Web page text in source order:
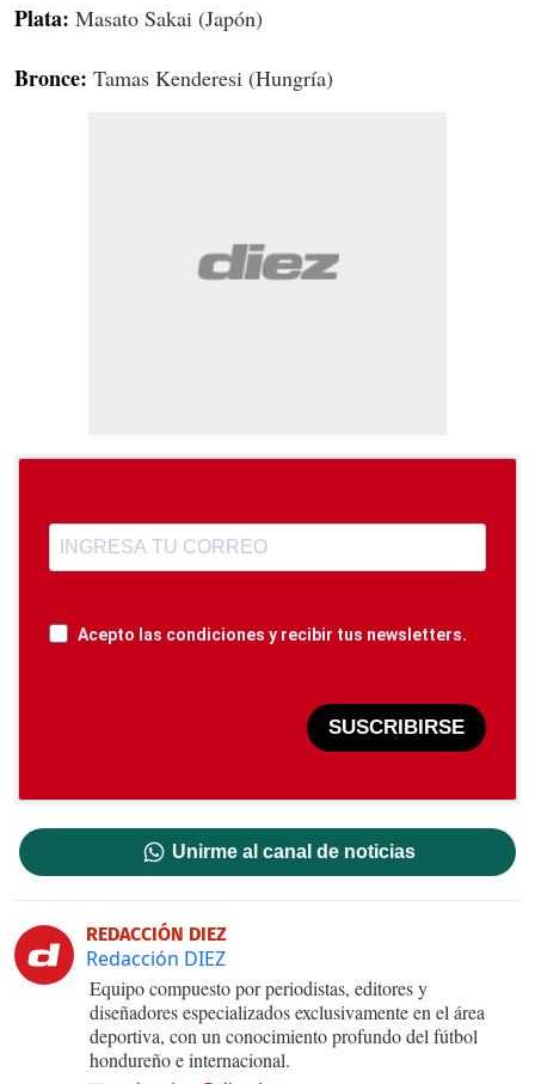
Plata: Masato Sakai (Japón)
Bronce: Tamas Kenderesi (Hungría)
Acepto las condiciones y recibir tus newsletters.
SUSCRIBIRSE
Unirme al canal de noticias
REDACCIÓN DIEZ
Redacción DIEZ
Equipo compuesto por periodistas, editores y
diseñadores especializados exclusivamente en el área
deportiva, con un conocimiento profundo del fútbol
hondureño e internacional.